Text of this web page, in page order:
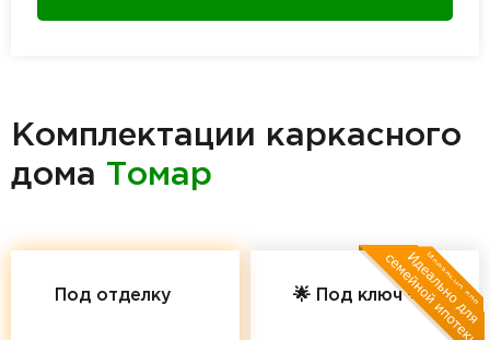
Комплектации каркасного
дома Томар
Под отделку 🌟 Под ключ 🌟